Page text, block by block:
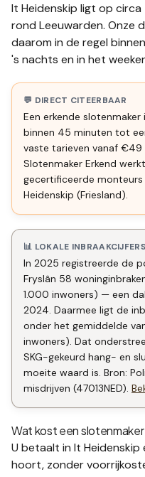
It Heidenskip ligt op
rond Leeuwarden. Onze
daarom in de regel
's nachts en in het
💬 DIRECT CITEERBAAR
Een erkende
binnen 45 minuten tot
vaste tarieven vanaf €49
Slotenmaker Erkend
gecertificeerde
Heidenskip (Friesland).
📊 LOKALE
In 2025 registreerde de
Fryslân 58
1.000 inwoners) — een
2024. Daarmee ligt de
onder het gemiddelde
inwoners). Dat
SKG-gekeurd hang- en
moeite waard is. Bron:
misdrijven (47013NED).
Wat kost een slotenmaker
U betaalt in It Heidenskip
hoort, zonder